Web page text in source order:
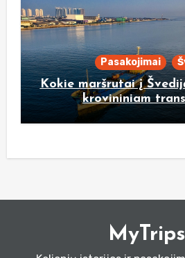
Pasakojimai
Kokie maršrutai į
krovininiam